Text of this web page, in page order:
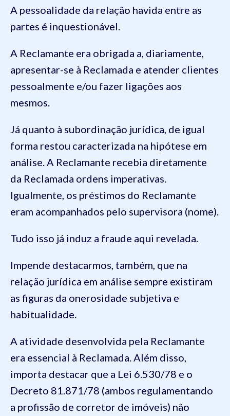
A pessoalidade da relação havida entre as
partes é inquestionável.
A Reclamante era obrigada a, diariamente,
apresentar-se à Reclamada e atender clientes
pessoalmente e/ou fazer ligações aos
mesmos.
Já quanto à subordinação jurídica, de igual
forma restou caracterizada na hipótese em
análise. A Reclamante recebia diretamente
da Reclamada ordens imperativas.
Igualmente, os préstimos do Reclamante
eram acompanhados pelo supervisora (nome).
Tudo isso já induz a fraude aqui revelada.
Impende destacarmos, também, que na
relação jurídica em análise sempre existiram
as figuras da onerosidade subjetiva e
habitualidade.
A atividade desenvolvida pela Reclamante
era essencial à Reclamada. Além disso,
importa destacar que a Lei 6.530/78 e o
Decreto 81.871/78 (ambos regulamentando
a profissão de corretor de imóveis) não